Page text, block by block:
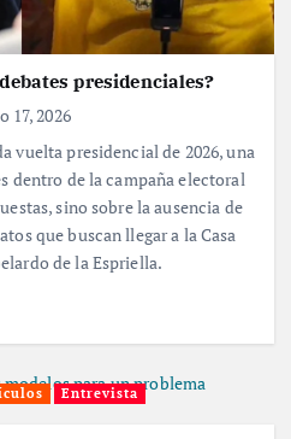
presidenciales?
17, 2026
vuelta presidencial de 2026, una
dentro de la campaña electoral
sino sobre la ausencia de
que buscan llegar a la Casa
de la Espriella.
Entrevista